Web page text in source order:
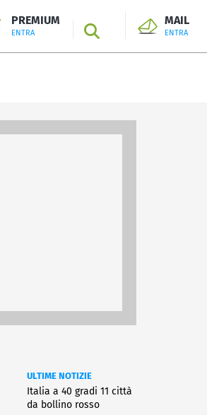
PREMIUM
ENTRA SEARCH
MAIL
ENTRA
ULTIME NOTIZIE
Italia a 40 gradi 11 città
da bollino rosso